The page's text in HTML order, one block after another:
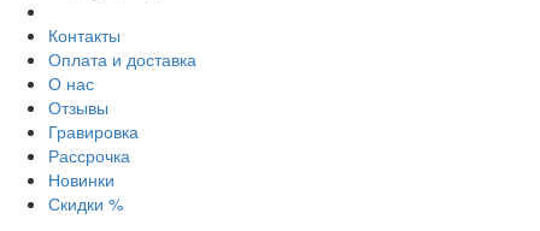
Контакты
Оплата и доставка
О нас
Отзывы
Гравировка
Рассрочка
Новинки
Скидки %